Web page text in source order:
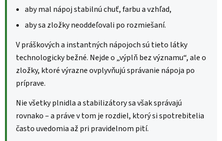
aby mal nápoj stabilnú chuť, farbu a vzhľad,
aby sa zložky neoddeľovali po rozmiešaní.
V práškových a instantných nápojoch sú tieto látky
technologicky bežné. Nejde o „výplň bez významu“, ale o
zložky, ktoré výrazne ovplyvňujú správanie nápoja po
príprave.
Nie všetky plnidla a stabilizátory sa však správajú
rovnako – a práve v tom je rozdiel, ktorý si spotrebitelia
často uvedomia až pri pravidelnom pití.